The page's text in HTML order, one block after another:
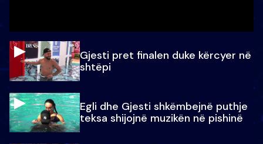
Gjesti pret finalen duke kërcyer në
shtëpi
Egli dhe Gjesti shkëmbejnë puthje
teksa shijojnë muzikën në pishinë